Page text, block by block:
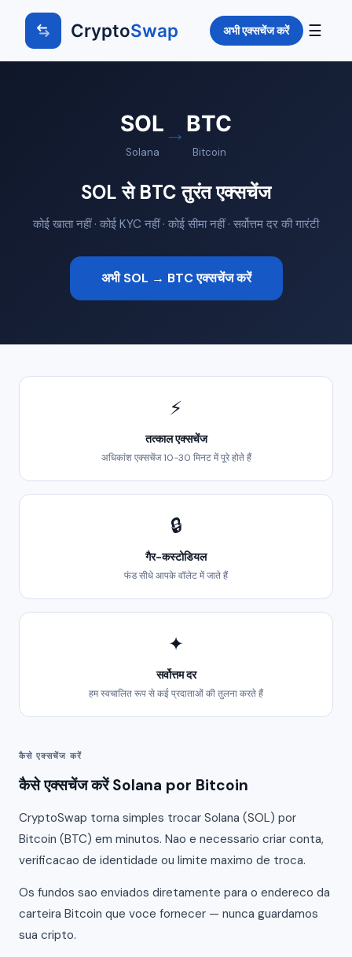
CryptoSwap अभी एक्सचेंज करें ☰
SOL
Solana
→BTC
Bitcoin
SOL से BTC तुरंत एक्सचेंज
कोई खाता नहीं · कोई KYC नहीं · कोई सीमा नहीं · सर्वोत्तम दर की गारंटी
अभी SOL → BTC एक्सचेंज करें
⚡
तत्काल एक्सचेंज
अधिकांश एक्सचेंज 10-30 मिनट में पूरे होते हैं
🔒
गैर-कस्टोडियल
फंड सीधे आपके वॉलेट में जाते हैं
✦
सर्वोत्तम दर
हम स्वचालित रूप से कई प्रदाताओं की तुलना करते हैं
कैसे एक्सचेंज करें
कैसे एक्सचेंज करें Solana por Bitcoin
CryptoSwap torna simples trocar Solana (SOL) por
Bitcoin (BTC) em minutos. Nao e necessario criar conta,
verificacao de identidade ou limite maximo de troca.
Os fundos sao enviados diretamente para o endereco da
carteira Bitcoin que voce fornecer — nunca guardamos
sua cripto.